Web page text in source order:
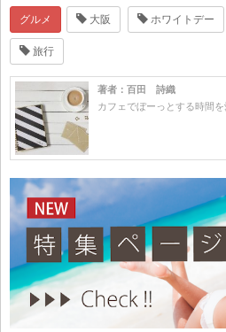
グルメ 大阪 ホワイトデー
旅行
著者：百田 詩織
カフェでぼーっとする時間